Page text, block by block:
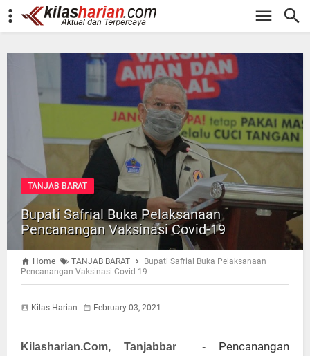
-->
TANJAB BARAT
Bupati Safrial Buka Pelaksanaan
Pencanangan Vaksinasi Covid-19
Home TANJAB BARAT
Bupati Safrial Buka Pelaksanaan
Pencanangan Vaksinasi Covid-19
Kilas Harian February 03, 2021
Kilasharian.Com, Tanjabbar- Pencanangan